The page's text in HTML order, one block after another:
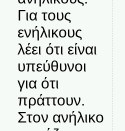
Για τους
ενήλικους
λέει ότι είναι
υπεύθυνοι
για ότι
πράττουν.
Στον ανήλικο